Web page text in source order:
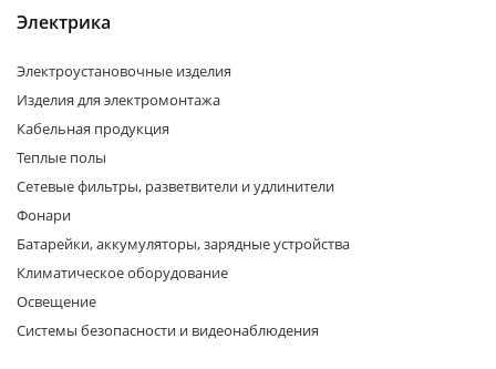
Электрика
Электроустановочные изделия
Изделия для электромонтажа
Кабельная продукция
Теплые полы
Сетевые фильтры, разветвители и удлинители
Фонари
Батарейки, аккумуляторы, зарядные устройства
Климатическое оборудование
Освещение
Системы безопасности и видеонаблюдения
раз в 2 недели